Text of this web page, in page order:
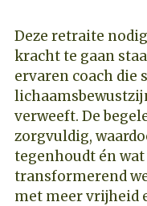
Deze retraite
kracht te gaan
ervaren coach die
verweeft. De
zorgvuldig,
tegenhoudt én
transformerend
met meer vrijheid